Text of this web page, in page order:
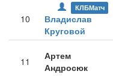
10
КЛБМатч
Владислав
Круговой
11
Артем
Андросюк